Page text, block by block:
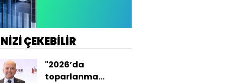
ÇEKEBİLİR
"2026’da
toparlanma